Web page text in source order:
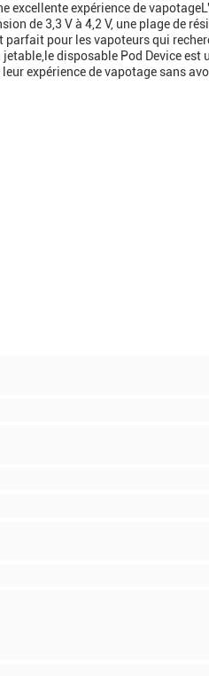
expérience de
de 3,3 V à 4,2 V, une plage de
pour les vapoteurs qui
disposable Pod Device est
expérience de vapotage sans